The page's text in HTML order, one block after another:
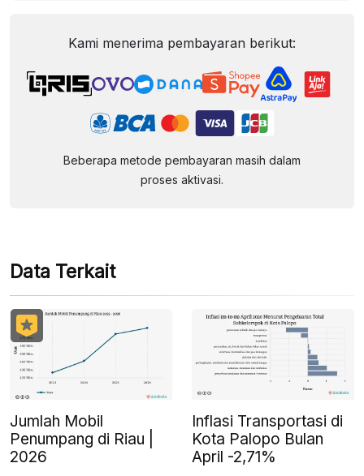
Kami menerima pembayaran berikut:
Beberapa metode pembayaran masih dalam
proses aktivasi.
Data Terkait
Jumlah Mobil
Penumpang di Riau |
2026
Inflasi Transportasi di
Kota Palopo Bulan
April -2,71%